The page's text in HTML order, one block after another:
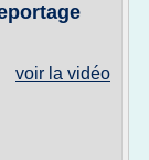
voir la vidéo